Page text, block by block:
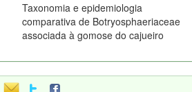
Taxonomia e epidemiologia
comparativa de Botryosphaeriaceae
associada à gomose do cajueiro